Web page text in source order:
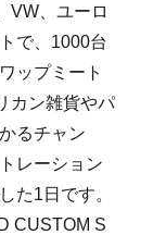
VW、ユーロ
で、1000台
ップミート
カン雑貨やパ
るチャン
レーション
た1日です。
CUSTOM S